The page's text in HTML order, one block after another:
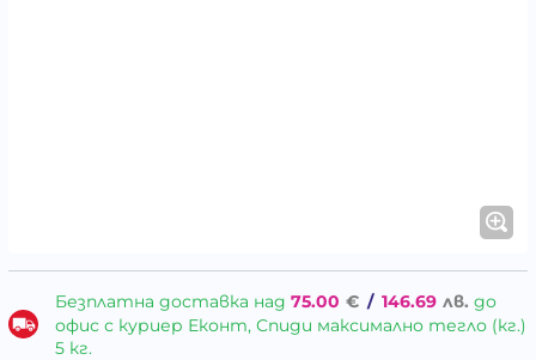
Безплатна доставка над 75.00 € / 146.69 лв. до
офис с куриер Еконт, Спиди максимално тегло (кг.)
5 кг.